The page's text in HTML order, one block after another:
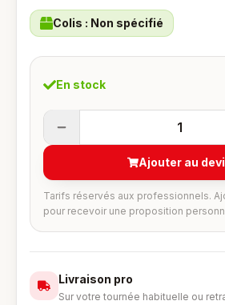
Colis : Non spécifié
En stock
1
Ajouter au
Tarifs réservés aux professionnels.
pour recevoir une proposition
Livraison pro
Sur votre tournée habituelle ou